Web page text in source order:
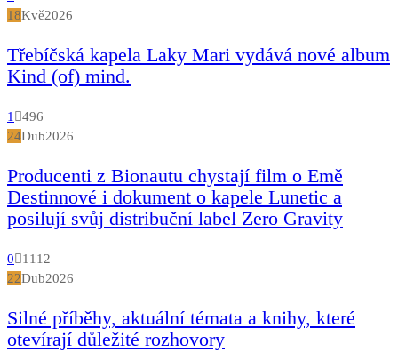
18Kvě2026
Třebíčská kapela Laky Mari vydává nové album
Kind (of) mind.
1
496
24Dub2026
Producenti z Bionautu chystají film o Emě
Destinnové i dokument o kapele Lunetic a
posilují svůj distribuční label Zero Gravity
0
1112
22Dub2026
Silné příběhy, aktuální témata a knihy, které
otevírají důležité rozhovory